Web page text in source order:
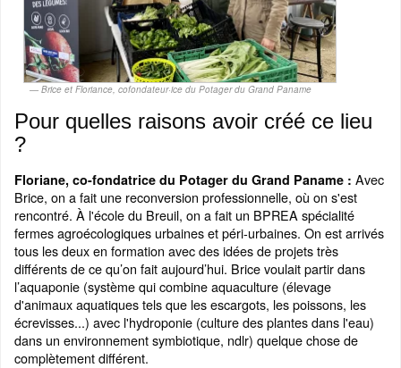
Brice et Floriance, cofondateur·ice du Potager du Grand Paname
Pour quelles raisons avoir créé ce lieu
?
Floriane, co-fondatrice du Potager du Grand Paname : Avec
Brice, on a fait une reconversion professionnelle, où on s'est
rencontré. À l'école du Breuil, on a fait un BPREA spécialité
fermes agroécologiques urbaines et péri-urbaines. On est arrivés
tous les deux en formation avec des idées de projets très
différents de ce qu’on fait aujourd’hui. Brice voulait partir dans
l’aquaponie (système qui combine aquaculture (élevage
d'animaux aquatiques tels que les escargots, les poissons, les
écrevisses...) avec l'hydroponie (culture des plantes dans l'eau)
dans un environnement symbiotique, ndlr) quelque chose de
complètement différent.